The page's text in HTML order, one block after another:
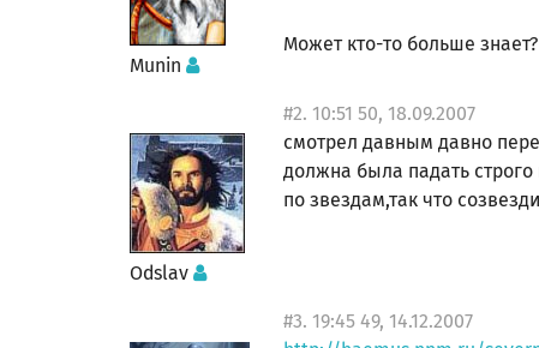
Munin
Может кто-то больше
Odslav
#2. 10:51 50, 18.09.2007
смотрел давным давно
должна была падать
по звездам,так что
#3. 19:45 49, 14.12.2007